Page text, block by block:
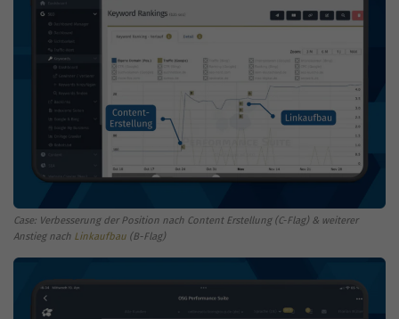
Case: Verbesserung der Position nach Content Erstellung (C-Flag) & weiterer
Anstieg nach Linkaufbau (B-Flag)